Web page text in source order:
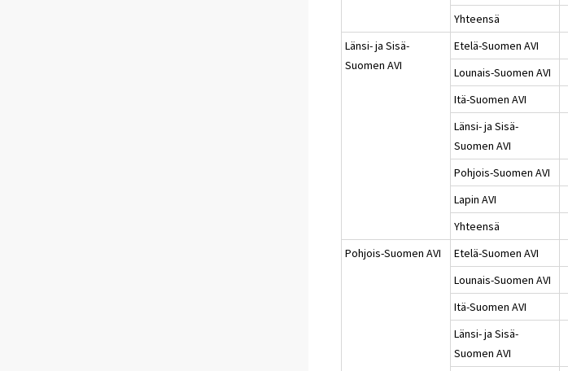
Yhteensä
Länsi- ja Sisä-
Suomen AVI
Etelä-Suomen AVI
Lounais-Suomen AVI
Itä-Suomen AVI
Länsi- ja Sisä-
Suomen AVI
Pohjois-Suomen AVI
Lapin AVI
Yhteensä
Pohjois-Suomen AVI
Etelä-Suomen AVI
Lounais-Suomen AVI
Itä-Suomen AVI
Länsi- ja Sisä-
Suomen AVI